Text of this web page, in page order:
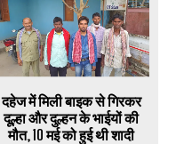
दहेज में मिली बाइक से गिरकर
दूल्हा और दुल्हन के भाईयों की
मौत, 10 मई को हुई थी शादी